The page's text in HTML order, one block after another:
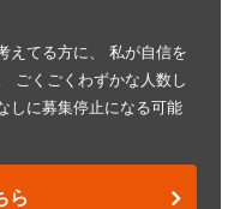
えてる方に、 私が自信を
ごくごくわずかな人数し
しに募集停止になる可能
ら